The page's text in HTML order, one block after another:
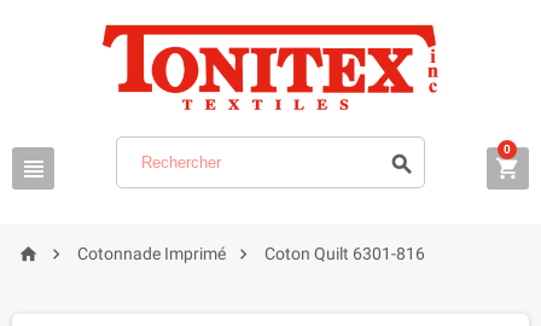
  
0
  Cotonnade Imprimé  Coton Quilt 6301-816